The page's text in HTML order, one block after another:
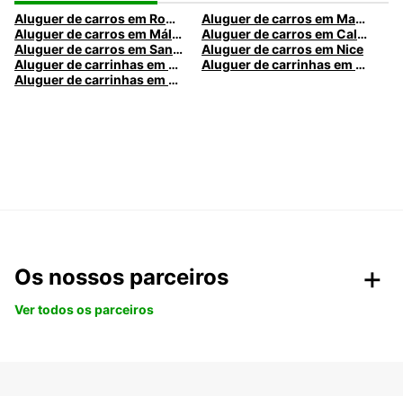
Aluguer de carros em Roma
Aluguer de carros em Madrid
Aluguer de carros em Málaga
Aluguer de carros em Caldas da Rainha
Aluguer de carros em Santa Maria da Feira
Aluguer de carros em Nice
Aluguer de carrinhas em Nice
Aluguer de carrinhas em Santa Maria da Feira
Aluguer de carrinhas em Caldas da Rainha
Os nossos parceiros
Ver todos os parceiros